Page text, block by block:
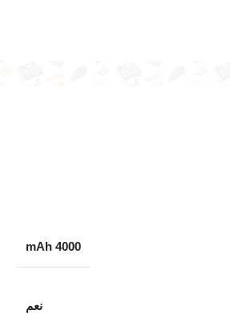
4000 mAh
نعم